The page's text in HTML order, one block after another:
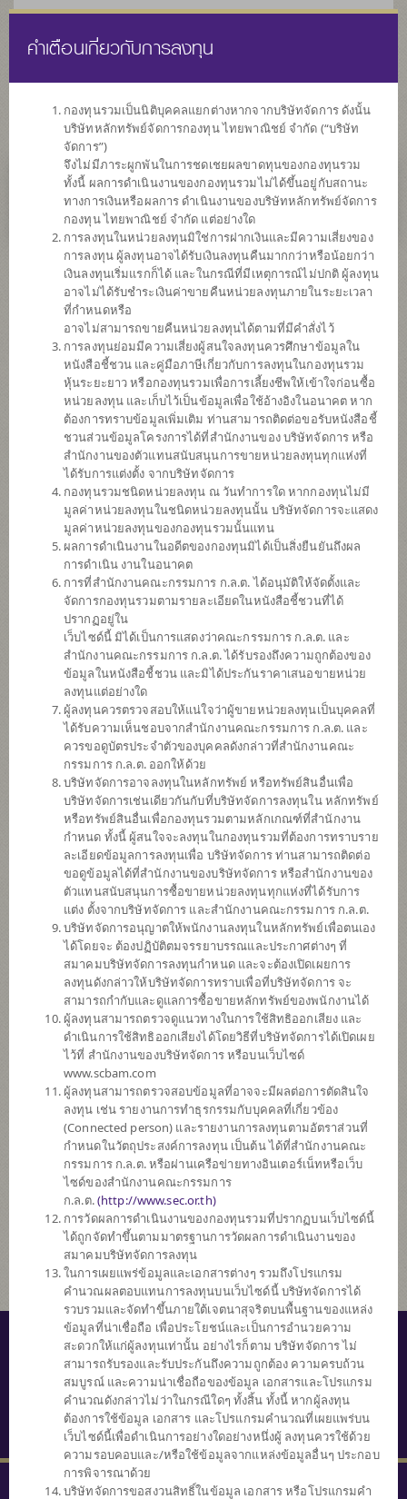
หน้าแรก รายการกองทุน ข้อมูลกองทุน
ไม่พบข้อมูล / Not found
กองทุน
ที่น่าสนใจ
SCBRF(R)
กองทุนเปิดไทยพาณิชย์เกษียณสุข
(ตราสารหนี้) (ชนิดรับซื้อคืนอัตโนมัติ)
SCBGHC
กองทุนเปิดไทยพาณิชย์หุ้นโกลบอล
เฮลธ์แคร์ (ชนิดจ่ายเงินปันผล)
SCBS&P500
จ่ายเงินปันผล)
SCBDV
กองทุนเปิดไทยพาณิชย์หุ้นทุนปันผล
(ชนิดจ่ายเงินปันผล)
SCBINCA
กองทุนเปิดไทยพาณิชย์ อินคัม
(ชนิดสะสมมูลค่า)
SCBLEQA
กองทุนเปิดไทยพาณิชย์ หุ้น LOW
VOLATILITY
(ชนิดสะสมมูลค่า)
SCBPGF
โกลบอล ฟันด์ (ชนิดสะสมมูลค่า)
SCBGEARA
กองทุนเปิดไทยพาณิชย์ โกลบอล อิควิ
ตี้ แอพโซลูท
รีเทิร์น (ชนิดสะสมมูลค่า)
คำเตือนเกี่ยวกับการลงทุน
กองทุนรวมเป็นนิติบุคคลแยกต่างหากจากบริษัทจัดการ ดังนั้น
บริษัทหลักทรัพย์จัดการกองทุน ไทยพาณิชย์ จำกัด (“บริษัท
จัดการ”)
จึงไม่มีภาระผูกพันในการชดเชยผลขาดทุนของกองทุนรวม
ทั้งนี้ ผลการดำเนินงานของกองทุนรวมไม่ได้ขึ้นอยู่กับสถานะ
ทางการเงินหรือผลการ ดำเนินงานของบริษัทหลักทรัพย์จัดการ
กองทุน ไทยพาณิชย์ จำกัด แต่อย่างใด
การลงทุนในหน่วยลงทุนมิใช่การฝากเงินและมีความเสี่ยงของ
การลงทุน ผู้ลงทุนอาจได้รับเงินลงทุนคืนมากกว่าหรือน้อยกว่า
เงินลงทุนเริ่มแรกก็ได้ และในกรณีที่มีเหตุการณ์ไม่ปกติ ผู้ลงทุน
อาจไม่ได้รับชำระเงินค่าขายคืนหน่วยลงทุนภายในระยะเวลา
ที่กำหนดหรือ
อาจไม่สามารถขายคืนหน่วยลงทุนได้ตามที่มีคำสั่งไว้
การลงทุนย่อมมีความเสี่ยงผู้สนใจลงทุนควรศึกษาข้อมูลใน
หนังสือชี้ชวน และคู่มือภาษีเกี่ยวกับการลงทุนในกองทุนรวม
หุ้นระยะยาว หรือกองทุนรวมเพื่อการเลี้ยงชีพให้เข้าใจก่อนซื้อ
หน่วยลงทุน และเก็บไว้เป็นข้อมูลเพื่อใช้อ้างอิงในอนาคต หาก
ต้องการทราบข้อมูลเพิ่มเติม ท่านสามารถติดต่อขอรับหนังสือชี้
ชวนส่วนข้อมูลโครงการได้ที่สำนักงานของ บริษัทจัดการ หรือ
สำนักงานของตัวแทนสนับสนุนการขายหน่วยลงทุนทุกแห่งที่
ได้รับการแต่งตั้ง จากบริษัทจัดการ
กองทุนรวมชนิดหน่วยลงทุน ณ วันทำการใด หากกองทุนไม่มี
มูลค่าหน่วยลงทุนในชนิดหน่วยลงทุนนั้น บริษัทจัดการจะแสดง
มูลค่าหน่วยลงทุนของกองทุนรวมนั้นแทน
ผลการดำเนินงานในอดีตของกองทุนมิได้เป็นสิ่งยืนยันถึงผล
การดำเนิน งานในอนาคต
การที่สำนักงานคณะกรรมการ ก.ล.ต. ได้อนุมัติให้จัดตั้งและ
จัดการกองทุนรวมตามรายละเอียดในหนังสือชี้ชวนที่ได้
ปรากฏอยู่ใน
เว็บไซด์นี้ มิได้เป็นการแสดงว่าคณะกรรมการ ก.ล.ต. และ
สำนักงานคณะกรรมการ ก.ล.ต. ได้รับรองถึงความถูกต้องของ
ข้อมูลในหนังสือชี้ชวน และมิได้ประกันราคาเสนอขายหน่วย
ลงทุนแต่อย่างใด
ผู้ลงทุนควรตรวจสอบให้แน่ใจว่าผู้ขายหน่วยลงทุนเป็นบุคคลที่
ได้รับความเห็นชอบจากสำนักงานคณะกรรมการ ก.ล.ต. และ
ควรขอดูบัตรประจำตัวของบุคคลดังกล่าวที่สำนักงานคณะ
กรรมการ ก.ล.ต. ออกให้ด้วย
บริษัทจัดการอาจลงทุนในหลักทรัพย์ หรือทรัพย์สินอื่นเพื่อ
บริษัทจัดการเช่นเดียวกันกับที่บริษัทจัดการลงทุนใน หลักทรัพย์
หรือทรัพย์สินอื่นเพื่อกองทุนรวมตามหลักเกณฑ์ที่สำนักงาน
กำหนด ทั้งนี้ ผู้สนใจจะลงทุนในกองทุนรวมที่ต้องการทราบราย
ละเอียดข้อมูลการลงทุนเพื่อ บริษัทจัดการ ท่านสามารถติดต่อ
ขอดูข้อมูลได้ที่สำนักงานของบริษัทจัดการ หรือสำนักงานของ
ตัวแทนสนับสนุนการซื้อขายหน่วยลงทุนทุกแห่งที่ได้รับการ
แต่ง ตั้งจากบริษัทจัดการ และสำนักงานคณะกรรมการ ก.ล.ต.
บริษัทจัดการอนุญาตให้พนักงานลงทุนในหลักทรัพย์เพื่อตนเอง
ได้โดยจะ ต้องปฏิบัติตมจรรยาบรรณและประกาศต่างๆ ที่
สมาคมบริษัทจัดการลงทุนกำหนด และจะต้องเปิดเผยการ
ลงทุนดังกล่าวให้บริษัทจัดการทราบเพื่อที่บริษัทจัดการ จะ
สามารถกำกับและดูแลการซื้อขายหลักทรัพย์ของพนักงานได้
ผู้ลงทุนสามารถตรวจดูแนวทางในการใช้สิทธิออกเสียง และ
ดำเนินการใช้สิทธิออกเสียงได้โดยวิธีที่บริษัทจัดการได้เปิดเผย
ไว้ที่ สำนักงานของบริษัทจัดการ หรือบนเว็บไซด์
www.scbam.com
ผู้ลงทุนสามารถตรวจสอบข้อมูลที่อาจจะมีผลต่อการตัดสินใจ
ลงทุน เช่น รายงานการทำธุรกรรมกับบุคคลที่เกี่ยวข้อง
(Connected person) และรายงานการลงทุนตามอัตราส่วนที่
กำหนดในวัตถุประสงค์การลงทุน เป็นต้น ได้ที่สำนักงานคณะ
กรรมการ ก.ล.ต. หรือผ่านเครือข่ายทางอินเตอร์เน็ทหรือเว็บ
ไซด์ของสำนักงานคณะกรรมการ
ก.ล.ต.(http://www.sec.or.th)
การวัดผลการดำเนินงานของกองทุนรวมที่ปรากฏบนเว็บไซด์นี้
ได้ถูกจัดทำขึ้นตามมาตรฐานการวัดผลการดำเนินงานของ
สมาคมบริษัทจัดการลงทุน
ในการเผยแพร่ข้อมูลและเอกสารต่างๆ รวมถึงโปรแกรม
คำนวณผลตอบแทนการลงทุนบนเว็บไซด์นี้ บริษัทจัดการได้
รวบรวมและจัดทำขึ้นภายใต้เจตนาสุจริตบนพื้นฐานของแหล่ง
ข้อมูลที่น่าเชื่อถือ เพื่อประโยชน์และเป็นการอำนวยความ
สะดวกให้แก่ผู้ลงทุนเท่านั้น อย่างไรก็ตาม บริษัทจัดการ ไม่
สามารถรับรองและรับประกันถึงความถูกต้อง ความครบถ้วน
สมบูรณ์ และความน่าเชื่อถือของข้อมูล เอกสารและโปรแกรม
คำนวณดังกล่าวไม่ว่าในกรณีใดๆ ทั้งสิ้น ทั้งนี้ หากผู้ลงทุน
ต้องการใช้ข้อมูล เอกสาร และโปรแกรมคำนวณที่เผยแพร่บน
เว็บไซด์นี้เพื่อดำเนินการอย่างใดอย่างหนึ่งผู้ ลงทุนควรใช้ด้วย
ความรอบคอบและ/หรือใช้ข้อมูลจากแหล่งข้อมูลอื่นๆ ประกอบ
การพิจารณาด้วย
บริษัทจัดการขอสงวนสิทธิ์ในข้อมูล เอกสาร หรือโปรแกรมคำ
© สงวนลิขสิทธิ์ 2559 บริษัทหลักทรัพย์จัดการกองทุนไทยพาณิชย์ จำกัด
นโยบายความเป็นส่วนตัว
คำสงวนสิทธิ์
SECURITY TIPS